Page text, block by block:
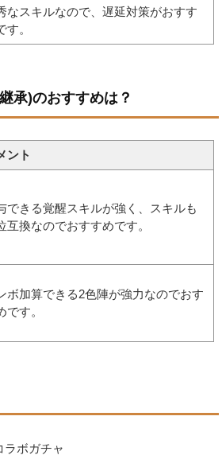
なスキルなので、遅延対策がおすす
す。
承)のおすすめは？
ント
できる覚醒スキルが強く、スキルも
互換なのでおすすめです。
ボ加算できる2色陣が強力なのでおす
です。
ラボガチャ